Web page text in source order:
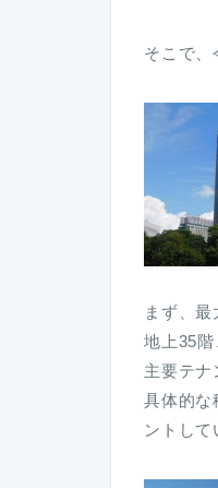
そこで、
まず、
地上35階
主要テナ
具体的な
ントして